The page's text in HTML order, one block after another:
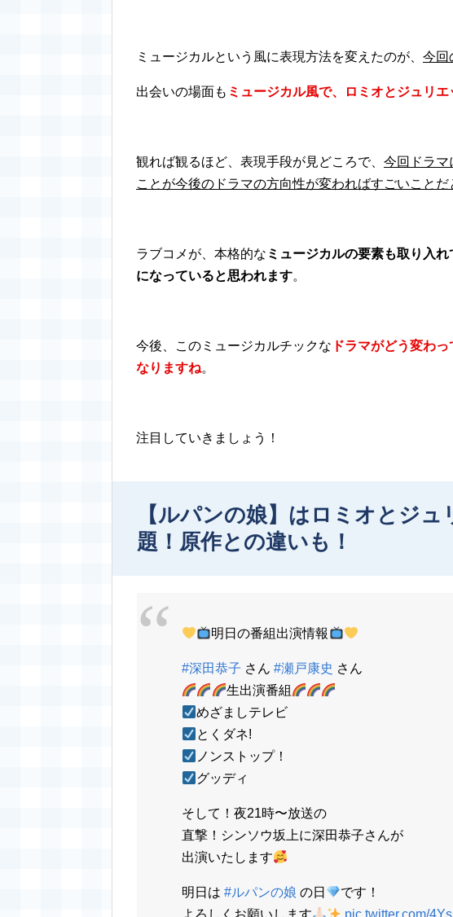
ミュージカルという風に表現方法を変えたのが、 今回
出会いの場面も ミュージカル風で、ロミオとジュリ
観れば観るほど、表現手段が見どころで、 今回ドラマ
ことが今後のドラマの方向性が変わればすごいことだ
ラブコメが、本格的な ミュージカルの要素も取り入
になっていると思われます。
今後、このミュージカルチックな ドラマがどう変わ
なりますね。
注目していきましょう！
【ルパンの娘】はロミオとジ
題！原作との違いも！
明日の番組出演情報
#深田恭子 さん #瀬戸康史 さん
生出演番組
めざましテレビ
とくダネ!
ノンストップ！
グッディ
そして！夜21時〜放送の
直撃！シンソウ坂上に深田恭子さんが
出演いたします
明日は #ルパンの娘 の日
です！